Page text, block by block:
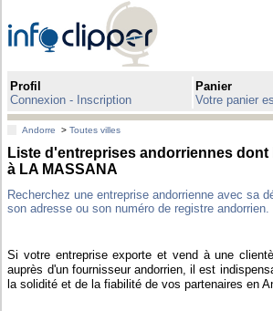
Profil
Connexion - Inscription
Panier
Votre panier
Andorre >Toutes villes
Liste d'entreprises andorriennes dont
à LA MASSANA
Recherchez une entreprise andorrienne avec sa
son adresse ou son numéro de registre andorrien.
Si votre entreprise exporte et vend à une
auprès d'un fournisseur andorrien, il est
la solidité et de la fiabilité de vos partenaires en